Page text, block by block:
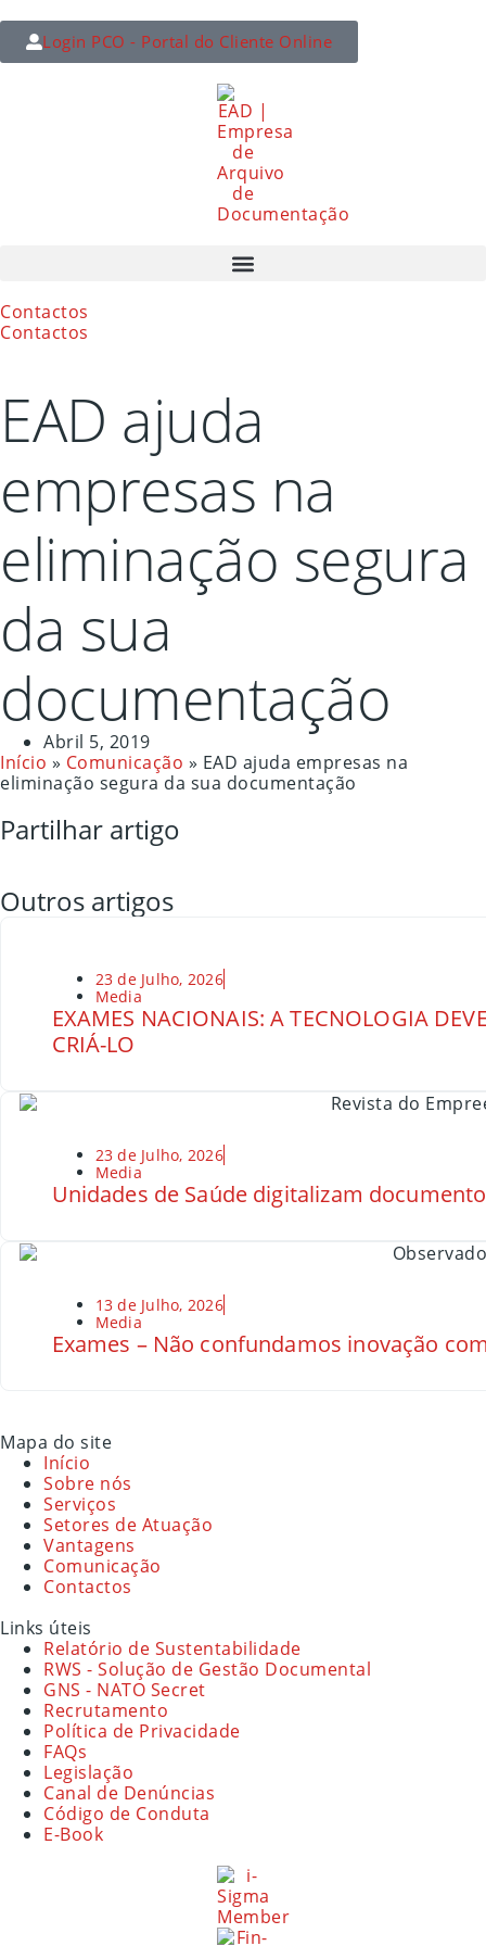
Login PCO - Portal do Cliente Online
Contactos
Contactos
EAD ajuda
empresas na
eliminação segura
da sua
documentação
Abril 5, 2019
Início » Comunicação » EAD ajuda empresas na
eliminação segura da sua documentação
Partilhar artigo
Outros artigos
23 de Julho, 2026
Media
EXAMES NACIONAIS: A TECNOLOGIA
CRIÁ-LO
23 de Julho, 2026
Media
Unidades de Saúde digitalizam
13 de Julho, 2026
Media
Exames – Não confundamos inovação
Mapa do site
Início
Sobre nós
Serviços
Setores de Atuação
Vantagens
Comunicação
Contactos
Links úteis
Relatório de Sustentabilidade
RWS - Solução de Gestão Documental
GNS - NATO Secret
Recrutamento
Política de Privacidade
FAQs
Legislação
Canal de Denúncias
Código de Conduta
E-Book